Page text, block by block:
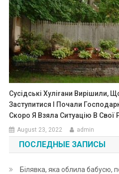
Сусідські Хуліrани Вирішили,
Заступитися І Почали
Скоро Я Взяла Ситуацію В Свої
August 23, 2022 admin
ПОСЛЕДНЫЕ ЗАПИСЫ
Білявка, яка облила бабусю,